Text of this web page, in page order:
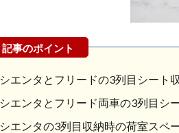
シエンタとフリードの3列目シート
シエンタとフリード両車の3列目シ
シエンタの3列目収納時の荷室スペ